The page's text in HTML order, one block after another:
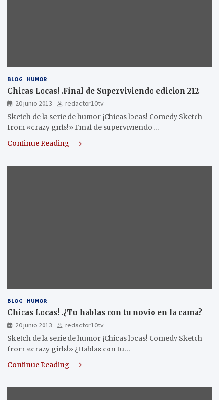
BLOG HUMOR
Chicas Locas! .Final de Superviviendo edicion 212
20 junio 2013
redactor10tv
Sketch de la serie de humor ¡Chicas locas! Comedy Sketch
from «crazy girls!» Final de superviviendo.…
Continue Reading
BLOG HUMOR
Chicas Locas! .¿Tu hablas con tu novio en la cama?
20 junio 2013
redactor10tv
Sketch de la serie de humor ¡Chicas locas! Comedy Sketch
from «crazy girls!» ¿Hablas con tu…
Continue Reading